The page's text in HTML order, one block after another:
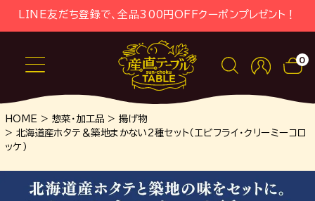
LINE友だち登録で、全品300円OFFクーポンプレゼント！
0
HOME 惣菜・加工品
揚げ物
北海道産ホタテ＆築地まかない2種セット（エビフライ・クリーミーコロ
ッケ）